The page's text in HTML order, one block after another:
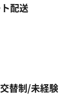
配送
替制/未経験